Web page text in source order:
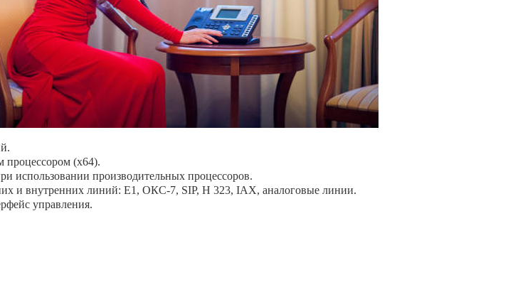
(x64).
использовании производительных процессоров.
и внутренних линий: Е1, ОКС-7, SIP, Н 323, IAX, аналоговые линии.
управления.